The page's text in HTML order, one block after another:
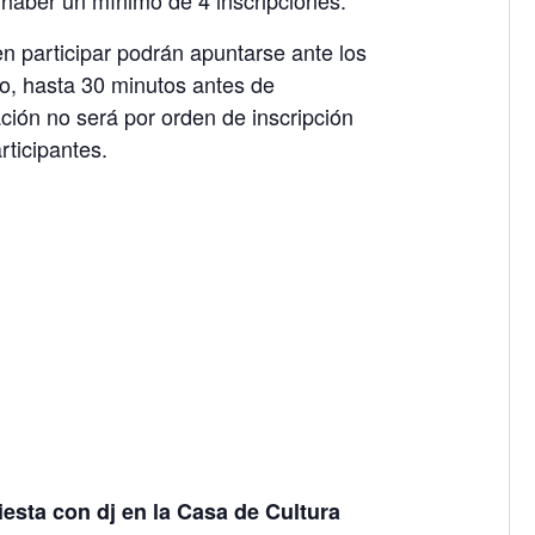
participar podrán apuntarse ante los
hasta 30 minutos antes de
no será por orden de inscripción
con dj en la Casa de Cultura